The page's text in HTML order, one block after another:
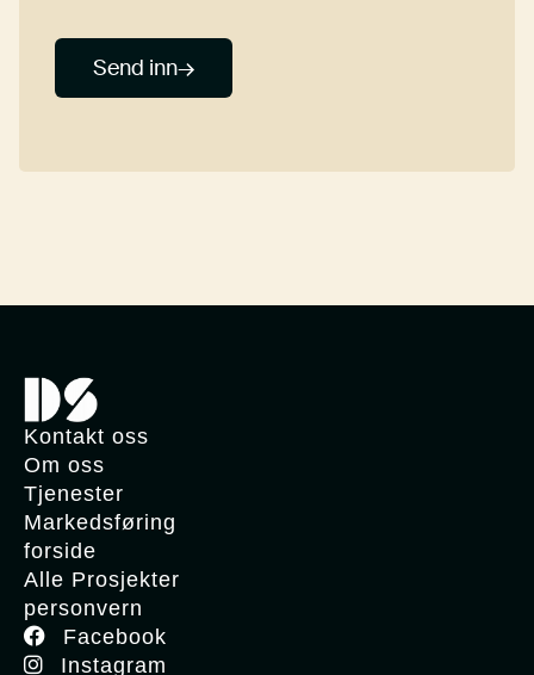
Send inn→
Kontakt oss
Om oss
Tjenester
Markedsføring
forside
Alle Prosjekter
personvern
Facebook
Instagram